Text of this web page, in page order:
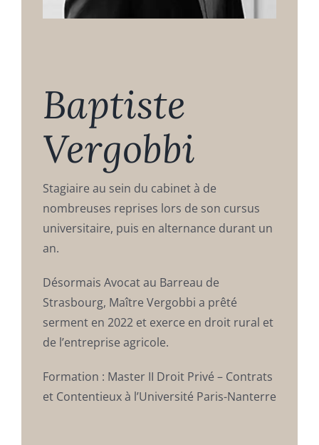
Baptiste
Vergobbi
Stagiaire au sein du cabinet à de
nombreuses reprises lors de son cursus
universitaire, puis en alternance durant un
an.
Désormais Avocat au Barreau de
Strasbourg, Maître Vergobbi a prêté
serment en 2022 et exerce en droit rural et
de l’entreprise agricole.
Formation : Master II Droit Privé – Contrats
et Contentieux à l’Université Paris-Nanterre